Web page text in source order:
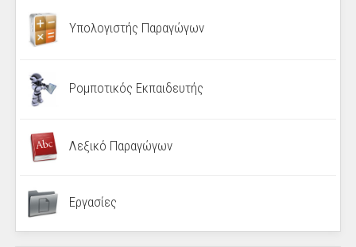
Υπολογιστής Παραγώγων
Ρομποτικός Εκπαιδευτής
Λεξικό Παραγώγων
Εργασίες